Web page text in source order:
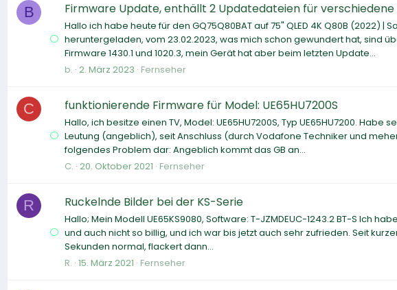
B Firmware Update, enthällt 2 Updatedateien für
Hallo ich habe heute für den GQ75Q80BAT auf 75" QLED 4K Q80B (2022) |
heruntergeladen, vom 23.02.2023, was mich schon gewundert hat, sind
Firmware 1430.1 und 1020.3, mein Gerät hat aber beim letzten Update...
b. 2. März 2023 Fernseher
C funktionierende Firmware für Model: UE65HU7200S
Hallo, ich besitze einen TV, Model: UE65HU7200S, Typ UE65HU7200.
Leutung (angeblich), seit Anschluss (durch Vodafone Techniker und
folgendes Problem dar: Angeblich kommt das GB an...
C. 20. Oktober 2021 Fernseher
R Ruckelnde Bilder bei der KS-Serie
Hallo; Mein Modell UE65KS9080, Software: T-JZMDEUC-1243.2 BT-S Ich
und auch nicht so billig, und ich war bis jetzt auch sehr zufrieden. Seit
Sekunden normal, flackert dann...
R. 15. März 2021 Fernseher